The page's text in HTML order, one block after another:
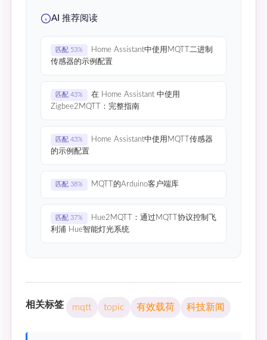
AI 推荐阅读
匹配 53%
Home Assistant中使用MQTT二进制
传感器的示例配置
匹配 43%
在 Home Assistant 中使用
Zigbee2MQTT：完整指南
匹配 43%
Home Assistant中使用MQTT传感器
的示例配置
匹配 38% MQTT的Arduino客户端库
匹配 37%
Hue2MQTT：通过MQTT协议控制飞
利浦 Hue智能灯光系统
相关标签 mqtt topic 有效载荷 科技新闻